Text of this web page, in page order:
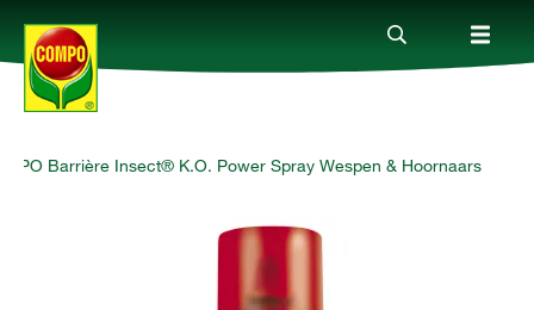
Producten
Barrière Insect® K.O. Power Spray Wespen & Hoornaars